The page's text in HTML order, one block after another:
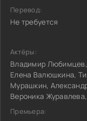
Перевод:
Не требуется
Актёры:
Владимир
Елена Валюшкина,
Мурашкин,
Вероника
Премьера: